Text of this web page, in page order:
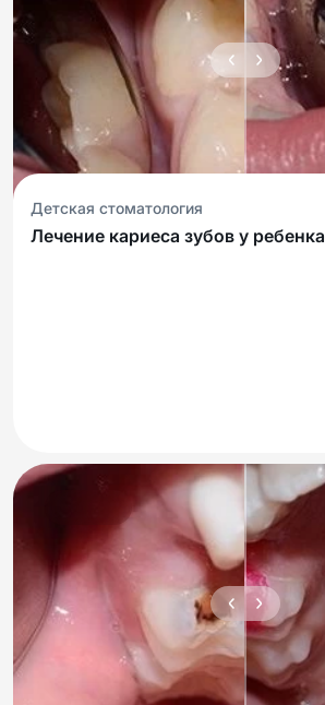
Детская стоматология
Лечение кариеса зубов у ребенка